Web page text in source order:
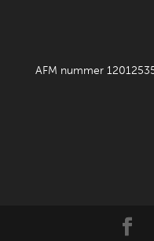
AFM nummer